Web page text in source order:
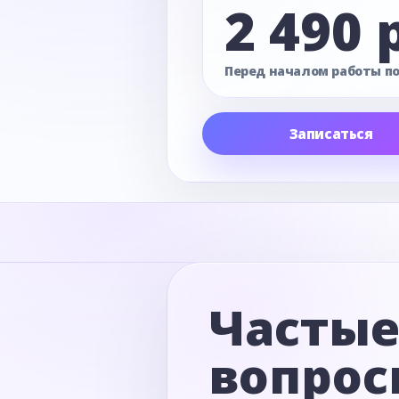
2 490
Перед началом работы
Записаться
Частые